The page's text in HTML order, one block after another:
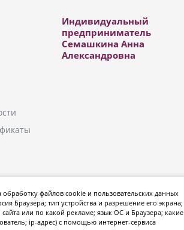
Индивидуальный
предприниматель
Семашкина Анна
Александровна
обработку файлов cookie и пользовательских данных
Браузера; тип устройства и разрешение его экрана;
или по какой рекламе; язык ОС и Браузера; какие
ip-адрес) с помощью интернет-сервиса